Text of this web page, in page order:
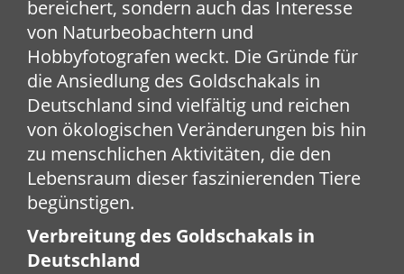
bereichert, sondern auch das Interesse
von Naturbeobachtern und
Hobbyfotografen weckt. Die Gründe für
die Ansiedlung des Goldschakals in
Deutschland sind vielfältig und reichen
von ökologischen Veränderungen bis hin
zu menschlichen Aktivitäten, die den
Lebensraum dieser faszinierenden Tiere
begünstigen.
Verbreitung des Goldschakals in
Deutschland